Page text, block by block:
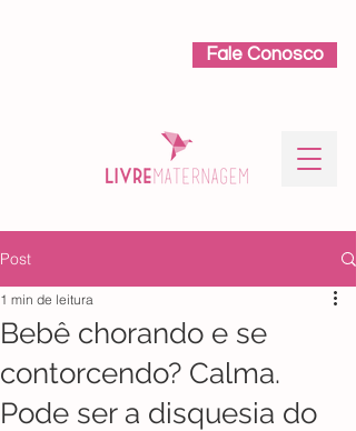
Fale Conosco
Post
Bebê chorando e se
contorcendo? Calma.
Pode ser a disquesia do
1 min de leitura